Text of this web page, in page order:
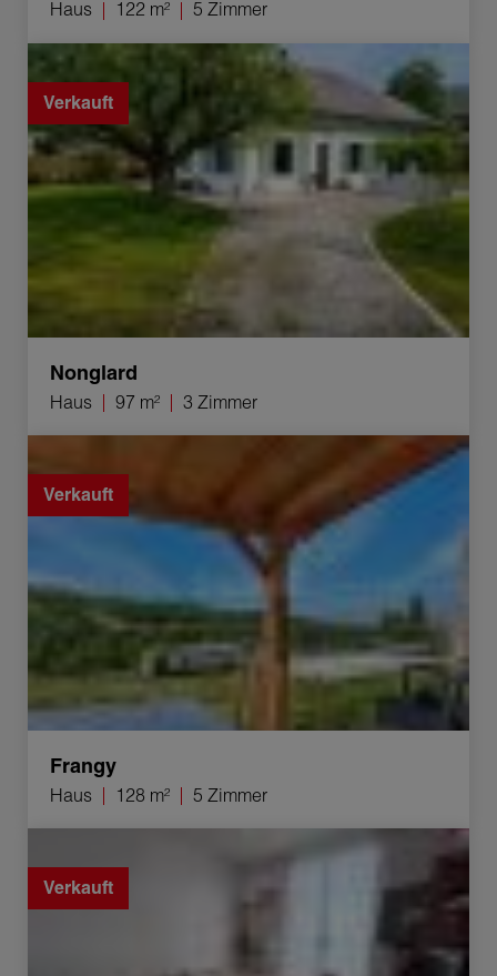
Haus 122 m² 5 Zimmer
Verkauf Haus Nonglard 3 Zimmer 97 m²
Verkauft
Nonglard
Haus 97 m² 3 Zimmer
Verkauft
Frangy
Haus 128 m² 5 Zimmer
Verkauf Appartement Pringy 4 Zimmer 67.82 m²
Verkauft